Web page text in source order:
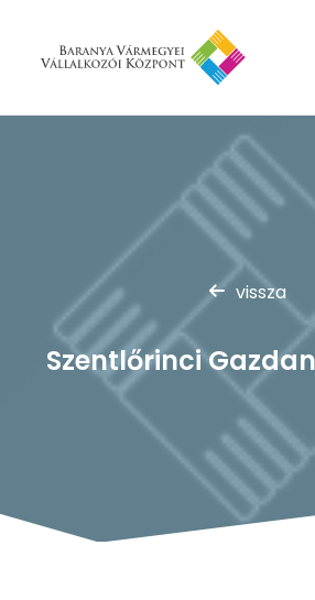
Rólunk
Hírek
Partnerek
Kapcsolat
Keresés
vissza
Szentlőrinci